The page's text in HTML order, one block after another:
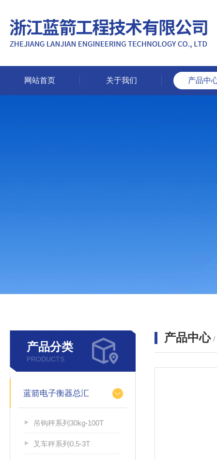
网站首页 关于我们 产品中
产品分类
PRODUCTS
蓝箭电子衡器总汇
吊钩秤系列30kg-100T
叉车秤系列0.5-3T
产品中心 /